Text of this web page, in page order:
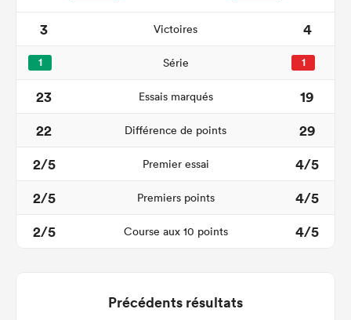
3 Victoires 4
1 Série 1
23 Essais marqués
19
22
Différence de points
29
2/5
Premier essai
4/5
2/5
Premiers points
4/5
2/5
Course aux 10 points 4/5
Précédents résultats